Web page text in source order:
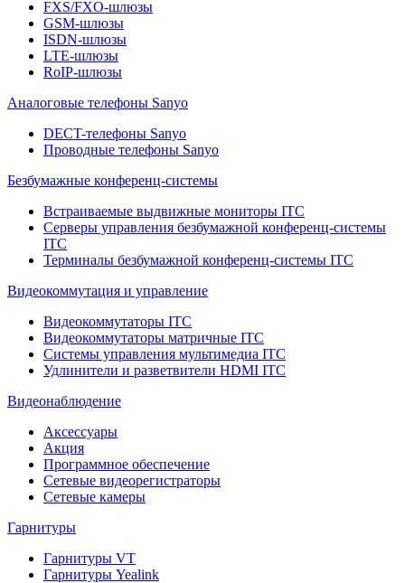
FXS/FXO-шлюзы
GSM-шлюзы
ISDN-шлюзы
LTE-шлюзы
RoIP-шлюзы
Аналоговые телефоны Sanyo
DECT-телефоны Sanyo
Проводные телефоны Sanyo
Безбумажные конференц-системы
Встраиваемые выдвижные мониторы ITC
Серверы управления безбумажной конференц-системы
ITC
Терминалы безбумажной конференц-системы ITC
Видеокоммутация и управление
Видеокоммутаторы ITC
Видеокоммутаторы матричные ITC
Системы управления мультимедиа ITC
Удлинители и разветвители HDMI ITC
Видеонаблюдение
Аксессуары
Акция
Программное обеспечение
Сетевые видеорегистраторы
Сетевые камеры
Гарнитуры
Гарнитуры VT
Гарнитуры Yealink